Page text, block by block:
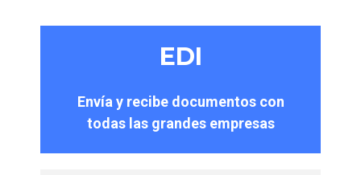
EDI
Envía y recibe documentos con
todas las grandes empresas